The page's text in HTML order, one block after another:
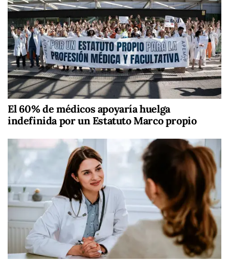
El 60% de médicos apoyaría huelga
indefinida por un Estatuto Marco propio